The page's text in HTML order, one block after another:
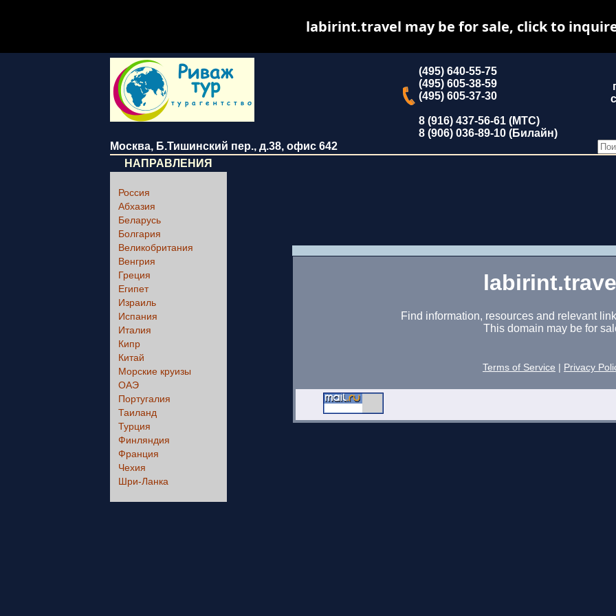
(495) 640-55-75
(495) 605-38-59
(495) 605-37-30
8 (916) 437-56-61 (МТС)
8 (906) 036-89-10 (Билайн)
Москва, Б.Тишинский пер., д.38, офис 642
НАПРАВЛЕНИЯ
Россия
Абхазия
Беларусь
Болгария
Великобритания
Венгрия
Греция
Египет
Израиль
Испания
Италия
Кипр
Китай
Морские круизы
ОАЭ
Португалия
Таиланд
Турция
Финляндия
Франция
Чехия
Шри-Ланка
Find information, resources and relevant
This domain may be for
Terms of Service Privacy
labirint.travel may be for sale, click to